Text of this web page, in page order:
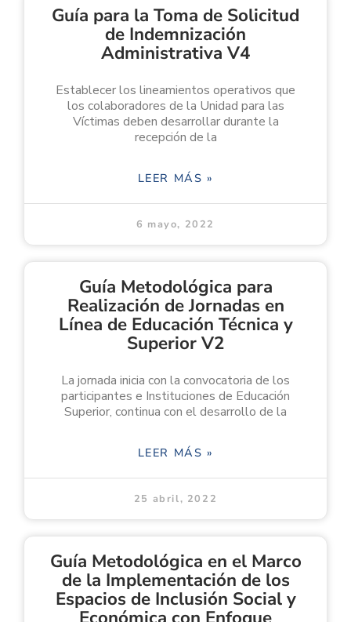
Guía para la Toma de Solicitud
de Indemnización
Administrativa V4
Establecer los lineamientos operativos que
los colaboradores de la Unidad para las
Víctimas deben desarrollar durante la
recepción de la
LEER MÁS »
6 mayo, 2022
Guía Metodológica para
Realización de Jornadas en
Línea de Educación Técnica y
Superior V2
La jornada inicia con la convocatoria de los
participantes e Instituciones de Educación
Superior, continua con el desarrollo de la
LEER MÁS »
25 abril, 2022
Guía Metodológica en el Marco
de la Implementación de los
Espacios de Inclusión Social y